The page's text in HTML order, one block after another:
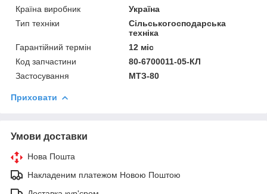
Країна виробник
Україна
Тип техніки
Сільськогосподарська
техніка
Гарантійний термін
12 міс
Код запчастини
80-6700011-05-КЛ
Застосування
МТЗ-80
Приховати
Умови доставки
Нова Пошта
Накладеним платежом Новою Поштою